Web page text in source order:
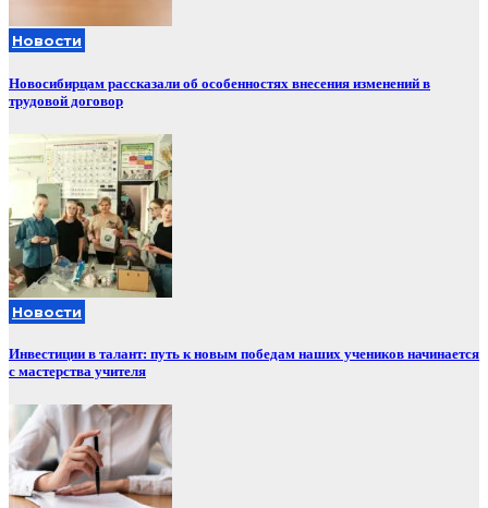
Новости
Новосибирцам рассказали об особенностях внесения изменений в
трудовой договор
Новости
Инвестиции в талант: путь к новым победам наших учеников начинается
с мастерства учителя